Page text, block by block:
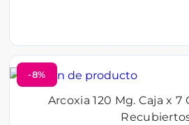
-8%
Arcoxia 120 Mg. Caja x